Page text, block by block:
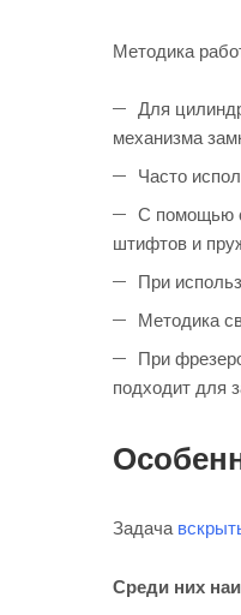
Методика
Для
механизма
Часто
С помощью
штифтов и
При
Методика
При
подходит для
Задача
Среди них